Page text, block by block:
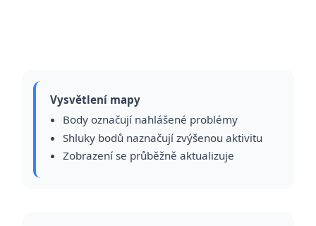
Vysvětlení mapy
Body označují nahlášené problémy
Shluky bodů naznačují zvýšenou aktivitu
Zobrazení se průběžně aktualizuje